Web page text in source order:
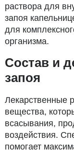
раствора для
запоя
для
организма.
Состав и
запоя
Лекарственные
вещества,
всасывания,
воздействия.
помогает